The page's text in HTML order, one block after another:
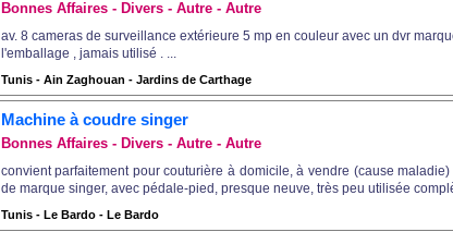
Bonnes Affaires - Divers - Autre - Autre
av. 8 cameras de surveillance extérieure 5 mp en couleur avec un dvr
l'emballage , jamais utilisé . ...
Tunis - Ain Zaghouan - Jardins de Carthage
Machine à coudre singer
Bonnes Affaires - Divers - Autre - Autre
convient parfaitement pour couturière à domicile, à vendre (cause
de marque singer, avec pédale-pied, presque neuve, très peu utilisée
Tunis - Le Bardo - Le Bardo